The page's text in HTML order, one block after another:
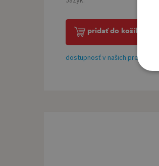
pridať do košíka
dostupnosť v našich predajniach